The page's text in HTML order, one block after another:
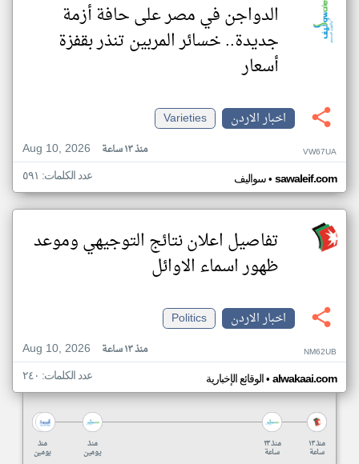
الدواجن في مصر على حافة أزمة
جديدة.. خسائر المربين تنذر بقفزة
أسعار
اخبار الاردن
Varieties
Aug 10, 2026
منذ ١٣ ساعة VW67UA
سواليف• sawaleif.com عدد الكلمات: ٥٩١
تفاصيل اعلان نتائج التوجيهي وموعد
ظهور اسماء الاوائل
اخبار الاردن
Politics
Aug 10, 2026
منذ ١٣ ساعة NM62UB
الوقائع الإخبارية• alwakaai.com عدد الكلمات: ٢٤٠
منذ
يومين
منذ
يومين
منذ ٢٣
ساعة
منذ ١٣
ساعة